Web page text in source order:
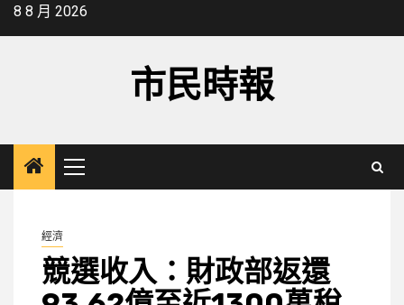
Skip8 8 月 2026
市民時報
Primary
Menu
經濟
競選收入：財政部返還